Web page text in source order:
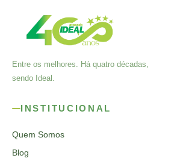
Entre os melhores. Há quatro décadas,
sendo Ideal.
INSTITUCIONAL
Quem Somos
Blog